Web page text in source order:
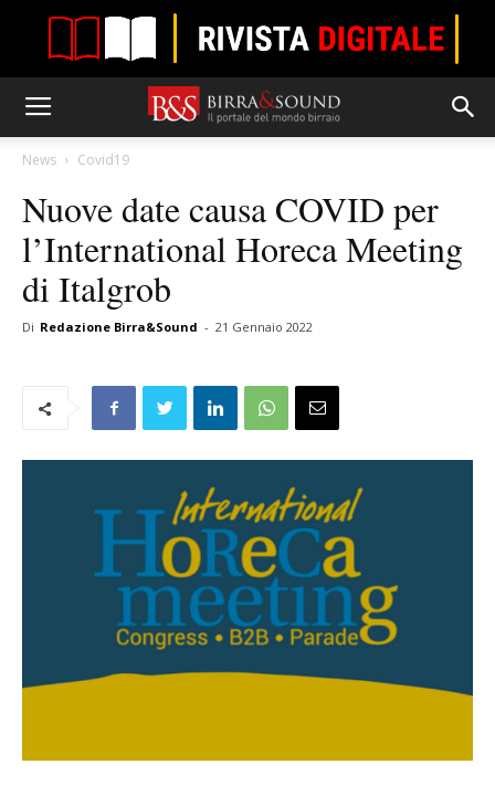
News Covid19
Nuove date causa COVID per
l’International Horeca Meeting
di Italgrob
Di Redazione Birra&Sound - 21 Gennaio 2022